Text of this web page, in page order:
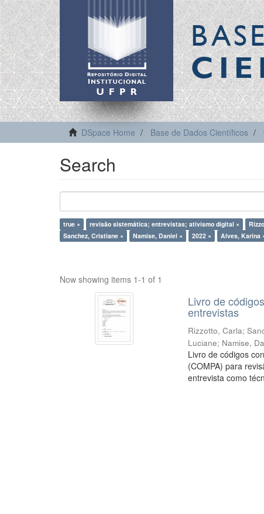
DSpace Home Base de Dados Científicos
Search
true × revisão sistemática; entrevistas; ativismo digital ×
Sanchez, Cristiane ×
Namise, Daniel × 2022 × Alves, Karina
Now showing items 1-1 of 1
Livro de
entrevistas
Rizzotto, Carla;
Luciane; Namise,
Livro de códigos
(COMPA) para
entrevista como